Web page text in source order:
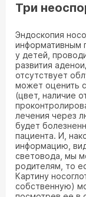
Три
Эндоскопия
информативным
у детей,
развития
отсутствует
может оценить
(цвет, наличие
лечения через
будет
пациента. И,
информацию,
световода, мы
родителям, то
Картину
собственную)